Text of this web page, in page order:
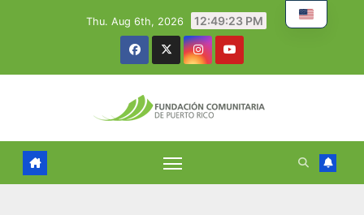
Thu. Aug 6th, 2026 12:49:24 PM